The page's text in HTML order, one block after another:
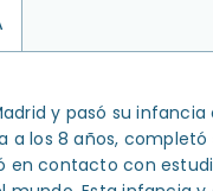
y pasó su
a los 8 años,
en contacto con